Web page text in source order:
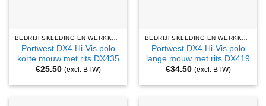
Portwest DX4 Hi-Vis polo
korte mouw met rits DX435
€25.50 (excl. BTW)
Portwest DX4 Hi-Vis polo
lange mouw met rits DX419
€34.50 (excl. BTW)